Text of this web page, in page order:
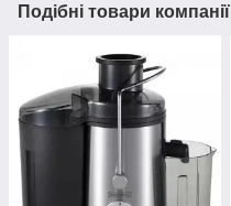
Подібні товари компанії